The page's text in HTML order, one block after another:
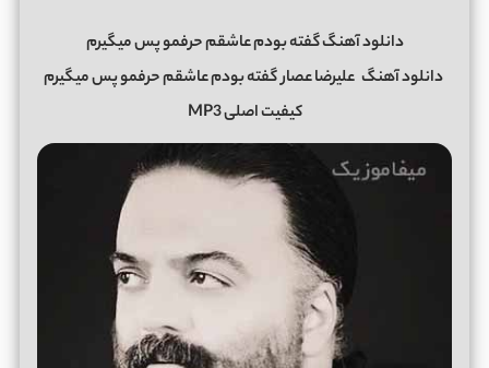
دانلود آهنگ گفته بودم عاشقم حرفمو پس میگیرم
دانلود آهنگ علیرضا عصارگفته بودم عاشقم حرفمو پس میگیرم
کیفیت اصلی MP3